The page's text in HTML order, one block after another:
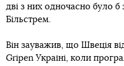
дві з них одночасно було
Більстрем.
Він зауважив, що Швеція
Gripen Україні, коли